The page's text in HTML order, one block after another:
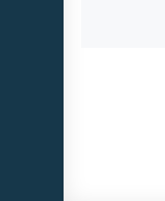
joignable à l’adresse